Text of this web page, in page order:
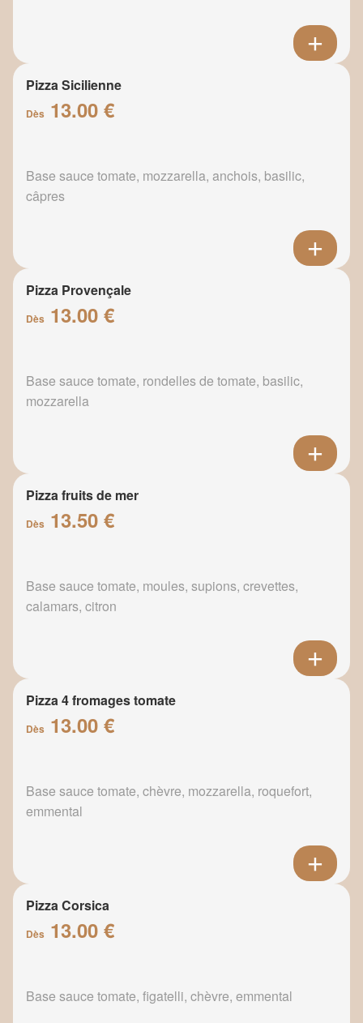
Pizza Sicilienne
Dès 13.00 €
Base sauce tomate, mozzarella, anchois, basilic,
câpres
Pizza Provençale
Dès 13.00 €
Base sauce tomate, rondelles de tomate, basilic,
mozzarella
Pizza fruits de mer
Dès 13.50 €
Base sauce tomate, moules, supions, crevettes,
calamars, citron
Pizza 4 fromages tomate
Dès 13.00 €
Base sauce tomate, chèvre, mozzarella, roquefort,
emmental
Pizza Corsica
Dès 13.00 €
Base sauce tomate, figatelli, chèvre, emmental